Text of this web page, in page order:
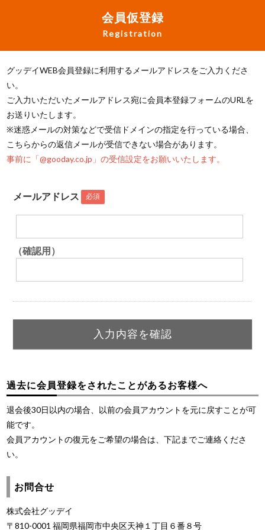
会員仮登録
Registration
グッデイWEB会員登録に利用するメールアドレスをご入力くださ
い。
ご入力いただいたメールアドレス宛に会員本登録フォームのURLを
お送りいたします。
※迷惑メールの対策などで受信ドメインの指定を行っている場合、
こちらからの返信メールが受信できない場合があります。
事前に「@gooday.co.jp」の受信設定をお願いいたします。
メールアドレス 必須
（確認用）
過去に会員登録をされたことがあるお客様へ
退会後30日以内の場合、以前の会員アカウントを元に戻すことが可
能です。
会員アカウントの復元をご希望の場合は、下記までご連絡くださ
い。
お問合せ
株式会社グッデイ
〒810-0001 福岡県福岡市中央区天神１丁目６番８号